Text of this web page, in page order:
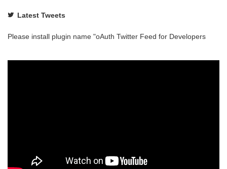
Latest Tweets
Please install plugin name "oAuth Twitter Feed for Developers